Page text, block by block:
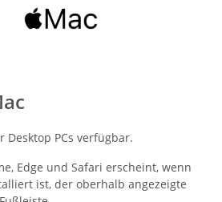
Desktop PCs verfügbar.
Edge und Safari erscheint, wenn
ist, der oberhalb angezeigte